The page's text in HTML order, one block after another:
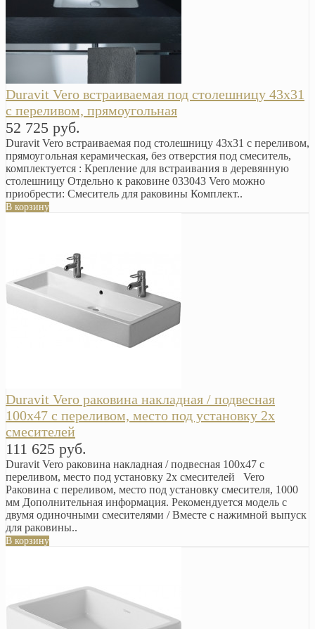
Duravit Vero встраиваемая под столешницу 43х31
с переливом, прямоугольная
52 725 руб.
Duravit Vero встраиваемая под столешницу 43х31 с переливом,
прямоугольная керамическая, без отверстия под смеситель,
комплектуется : Крепление для встраивания в деревянную
столешницу Отдельно к раковине 033043 Vero можно
приобрести: Смеситель для раковины Комплект..
В корзину
Duravit Vero раковина накладная / подвесная
100х47 с переливом, место под установку 2х
смесителей
111 625 руб.
Duravit Vero раковина накладная / подвесная 100х47 с
переливом, место под установку 2х смесителей Vero
Раковина с переливом, место под установку смесителя, 1000
мм Дополнительная информация. Рекомендуется модель с
двумя одиночными смесителями / Вместе с нажимной выпуск
для раковины..
В корзину